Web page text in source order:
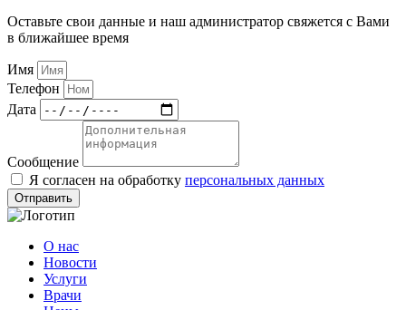
Оставьте свои данные и наш администратор свяжется с Вами
в ближайшее время
Имя
Телефон
Дата
Сообщение
Я согласен на обработку персональных данных
Отправить
О нас
Новости
Услуги
Врачи